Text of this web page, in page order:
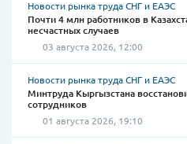
Новости рынка труда СНГ и ЕАЭС
Почти 4 млн работников в
несчастных случаев
03 августа 2026, 12:00
Новости рынка труда СНГ и ЕАЭС
Минтруда Кыргызстана
сотрудников
01 августа 2026, 19:10